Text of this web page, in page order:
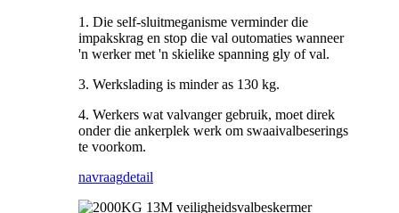
1. Die self-sluitmeganisme verminder die
impakskrag en stop die val outomaties wanneer
'n werker met 'n skielike spanning gly of val.
3. Werkslading is minder as 130 kg.
4. Werkers wat valvanger gebruik, moet direk
onder die ankerplek werk om swaaivalbeserings
te voorkom.
navraagdetail